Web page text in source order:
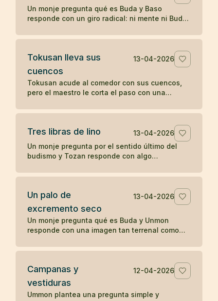
Un monje pregunta qué es Buda y Baso
responde con un giro radical: ni mente ni Buda.
formulación.
Tokusan lleva sus
cuencos
13-04-2026
Tokusan acude al comedor con sus cuencos,
pero el maestro le corta el paso con una
comprensión. Un koan sobre atención y
Tres libras de lino
13-04-2026
Un monje pregunta por el sentido último del
budismo y Tozan responde con algo
koan sobre la realidad inmediata.
Un palo de
excremento seco
13-04-2026
Un monje pregunta qué es Buda y Unmon
responde con una imagen tan terrenal como
Campanas y
vestiduras
12-04-2026
Ummon plantea una pregunta simple y